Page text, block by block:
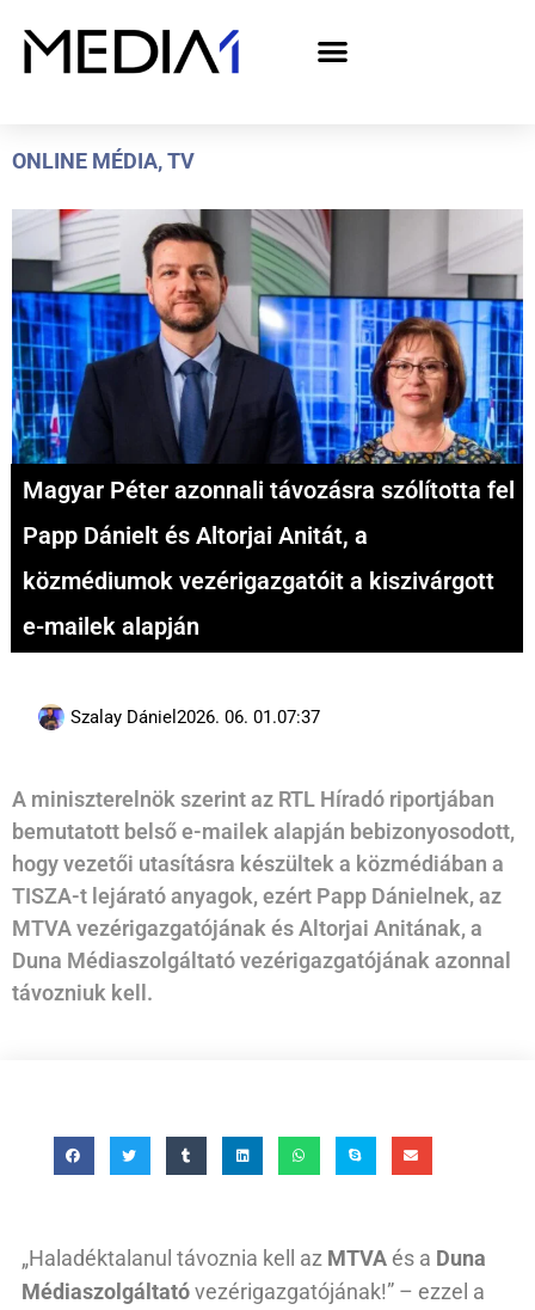
ONLINE MÉDIA,TV
Magyar Péter azonnali távozásra szólította fel
Papp Dánielt és Altorjai Anitát, a
közmédiumok vezérigazgatóit a kiszivárgott
e-mailek alapján
Szalay Dániel 2026. 06. 01.07:37
A miniszterelnök szerint az RTL Híradó riportjában
bemutatott belső e-mailek alapján bebizonyosodott,
hogy vezetői utasításra készültek a közmédiában a
TISZA-t lejárató anyagok, ezért Papp Dánielnek, az
MTVA vezérigazgatójának és Altorjai Anitának, a
Duna Médiaszolgáltató vezérigazgatójának azonnal
távozniuk kell.
„Haladéktalanul távoznia kell az MTVA és a Duna
Médiaszolgáltatóvezérigazgatójának!” – ezzel a